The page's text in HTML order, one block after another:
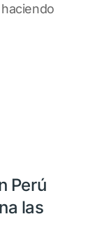
Perú
las